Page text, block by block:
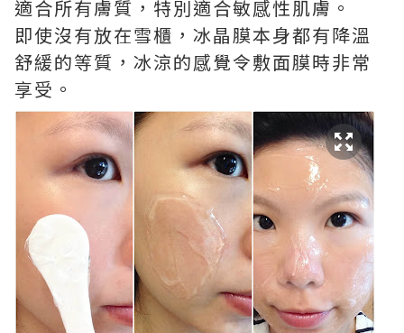
適合所有膚質，特別適合敏感性肌膚。
即使沒有放在雪櫃，冰晶膜本身都有降溫
舒緩的等質，冰涼的感覺令敷面膜時非常
享受。